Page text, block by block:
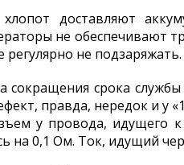
доставляют
не обеспечивают
регулярно не подзаряжать.
сокращения срока
правда, нередок и у
у провода, идущего
на 0,1 Ом. Ток, идущий